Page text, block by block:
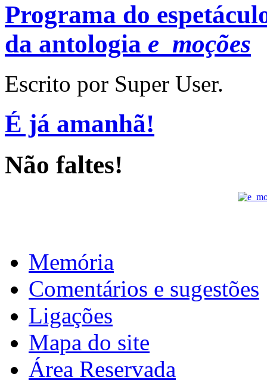
Programa do
da antologia e_moções
Escrito por Super User.
É já amanhã!
Não faltes!
Memória
Comentários e sugestões
Ligações
Mapa do site
Área Reservada